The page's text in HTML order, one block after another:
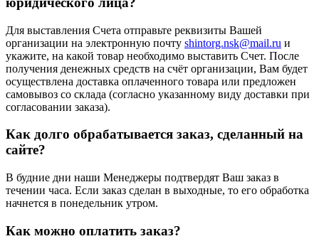
Для выставления Счета отправьте реквизиты Вашей
организации на электронную почту shintorg.nsk@mail.ru и
укажите, на какой товар необходимо выставить Счет. После
получения денежных средств на счёт организации, Вам будет
осуществлена доставка оплаченного товара или предложен
самовывоз со склада (согласно указанному виду доставки при
согласовании заказа).
Как долго обрабатывается заказ, сделанный на
сайте?
В будние дни наши Менеджеры подтвердят Ваш заказ в
течении часа. Если заказ сделан в выходные, то его обработка
начнется в понедельник утром.
Как можно оплатить заказ?